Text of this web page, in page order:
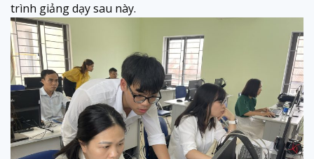
trình giảng dạy sau này.